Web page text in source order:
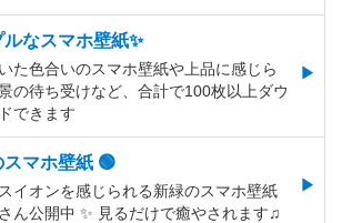
ルなスマホ壁紙✨
た色合いのスマホ壁紙や上品に感じら
の待ち受けなど、合計で100枚以上ダウ
できます
スマホ壁紙 🟢
イオンを感じられる新緑のスマホ壁紙
ん公開中 ✨ 見るだけで癒やされます♫